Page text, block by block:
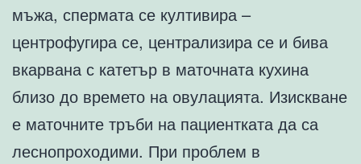
мъжа, спермата се култивира –
центрофугира се, централизира се и бива
вкарвана с катетър в маточната кухина
близо до времето на овулацията. Изискване
е маточните тръби на пациентката да са
леснопроходими. При проблем в